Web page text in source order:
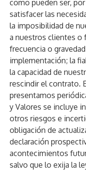
como pueden ser,
satisfacer las
la imposibilidad de
a nuestros clientes o
frecuencia o
implementación; la
la capacidad de
rescindir el contrato.
presentamos
y Valores se incluye
otros riesgos e
obligación de
declaración
acontecimientos
salvo que lo exija la